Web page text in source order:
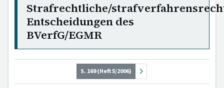
Strafrechtliche/
Entscheidungen des
BVerfG/EGMR
S. 169 (Heft 5/2006)